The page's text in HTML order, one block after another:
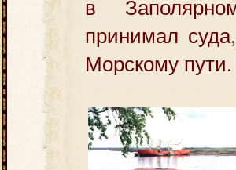
в
принимал
Морскому пути.